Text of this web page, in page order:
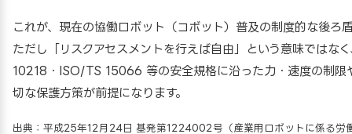
これが、現在の協働ロボット（コボット）普及の制度的な後ろ
ただし「リスクアセスメントを行えば自由」という意味ではな
10218・ISO/TS 15066 等の安全規格に沿った力・速度の制限
切な保護方策が前提になります。
出典：平成25年12月24日 基発第1224002号（産業用ロボットに係る労